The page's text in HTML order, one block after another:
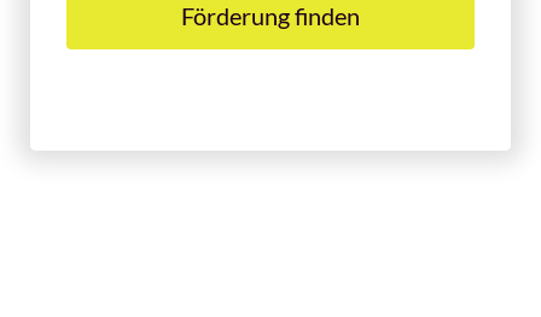
Förderung finden